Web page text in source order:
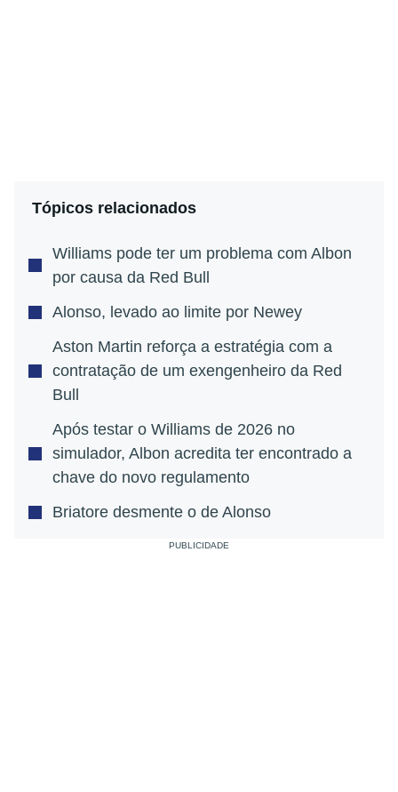
Tópicos relacionados
Williams pode ter um problema com Albon
por causa da Red Bull
Alonso, levado ao limite por Newey
Aston Martin reforça a estratégia com a
contratação de um exengenheiro da Red
Bull
Após testar o Williams de 2026 no
simulador, Albon acredita ter encontrado a
chave do novo regulamento
Briatore desmente o de Alonso